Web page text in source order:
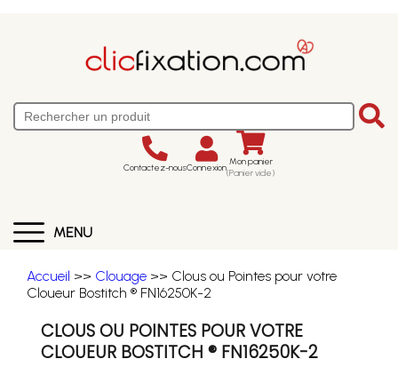
Contactez-nousConnexion Mon panier
(Panier vide)
MENU
Accueil >> Clouage >> Clous ou Pointes pour votre
Cloueur Bostitch ® FN16250K-2
CLOUS OU POINTES POUR VOTRE
CLOUEUR BOSTITCH ® FN16250K-2